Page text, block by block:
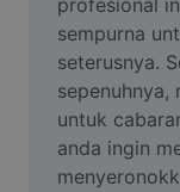
Face Cutout
Video
Alih keluar
profesional
sempurna
seterusnya.
sepenuhnya,
untuk
anda ingin